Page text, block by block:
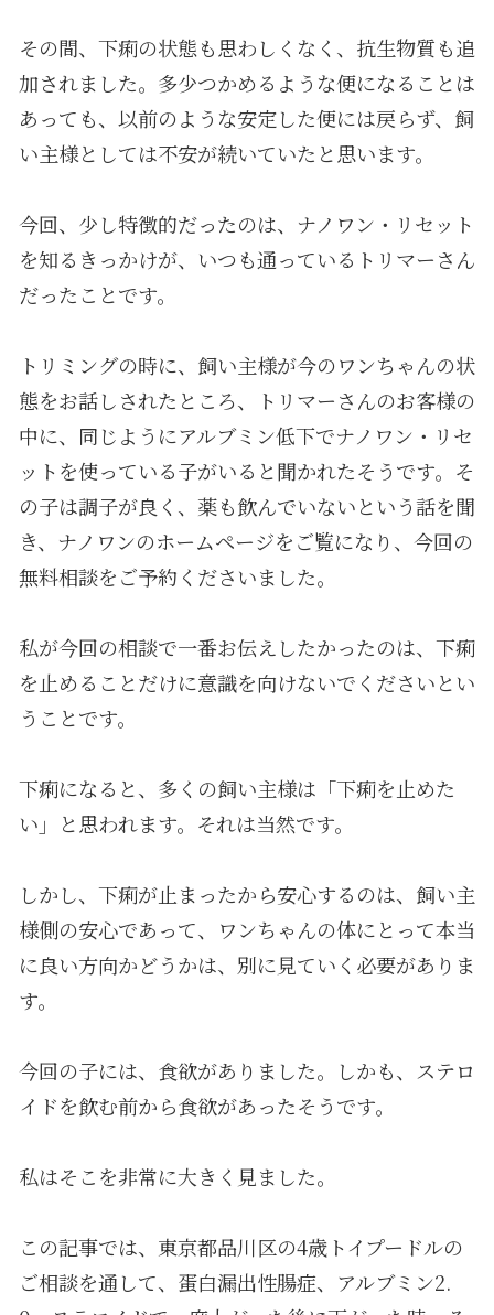
その間、下痢の状態も思わしくなく、抗生物質も追
加されました。多少つかめるような便になることは
あっても、以前のような安定した便には戻らず、飼
い主様としては不安が続いていたと思います。
今回、少し特徴的だったのは、ナノワン・リセット
を知るきっかけが、いつも通っているトリマーさん
だったことです。
トリミングの時に、飼い主様が今のワンちゃんの状
態をお話しされたところ、トリマーさんのお客様の
中に、同じようにアルブミン低下でナノワン・リセ
ットを使っている子がいると聞かれたそうです。そ
の子は調子が良く、薬も飲んでいないという話を聞
き、ナノワンのホームページをご覧になり、今回の
無料相談をご予約くださいました。
私が今回の相談で一番お伝えしたかったのは、下痢
を止めることだけに意識を向けないでくださいとい
うことです。
下痢になると、多くの飼い主様は「下痢を止めた
い」と思われます。それは当然です。
しかし、下痢が止まったから安心するのは、飼い主
様側の安心であって、ワンちゃんの体にとって本当
に良い方向かどうかは、別に見ていく必要がありま
す。
今回の子には、食欲がありました。しかも、ステロ
イドを飲む前から食欲があったそうです。
私はそこを非常に大きく見ました。
この記事では、東京都品川区の4歳トイプードルの
ご相談を通して、蛋白漏出性腸症、アルブミン2.